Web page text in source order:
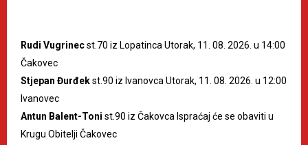
Rudi Vugrinecst.70 iz Lopatinca Utorak, 11. 08. 2026. u 14:00
Čakovec
Stjepan Đurđekst.90 iz Ivanovca Utorak, 11. 08. 2026. u 12:00
Ivanovec
Antun Balent-Toni st.90 iz Čakovca Ispraćaj će se obaviti u
Krugu Obitelji Čakovec